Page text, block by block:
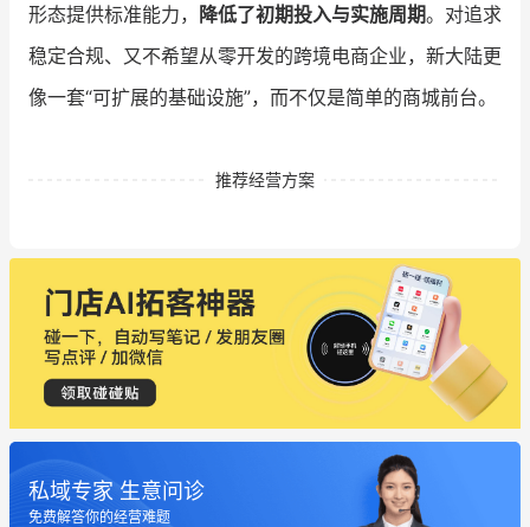
形态提供标准能力， 降低了初期投入与实施周期。对追求
稳定合规、又不希望从零开发的跨境电商企业，新大陆更
像一套“可扩展的基础设施”，而不仅是简单的商城前台。
推荐经营方案
私域专家 生意问诊
免费解答你的经营难题